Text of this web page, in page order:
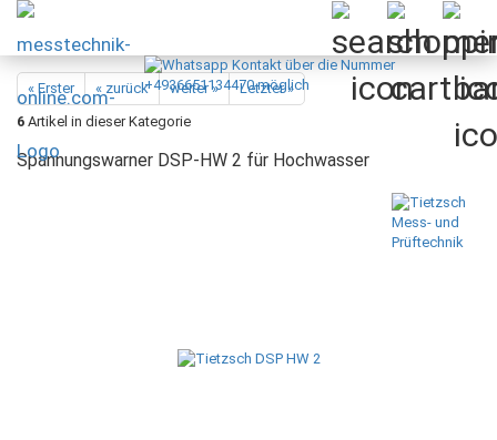
« Erster « zurück weiter »
Letzter »
6 Artikel in dieser Kategorie
Spannungswarner DSP-HW 2 für Hochwasser